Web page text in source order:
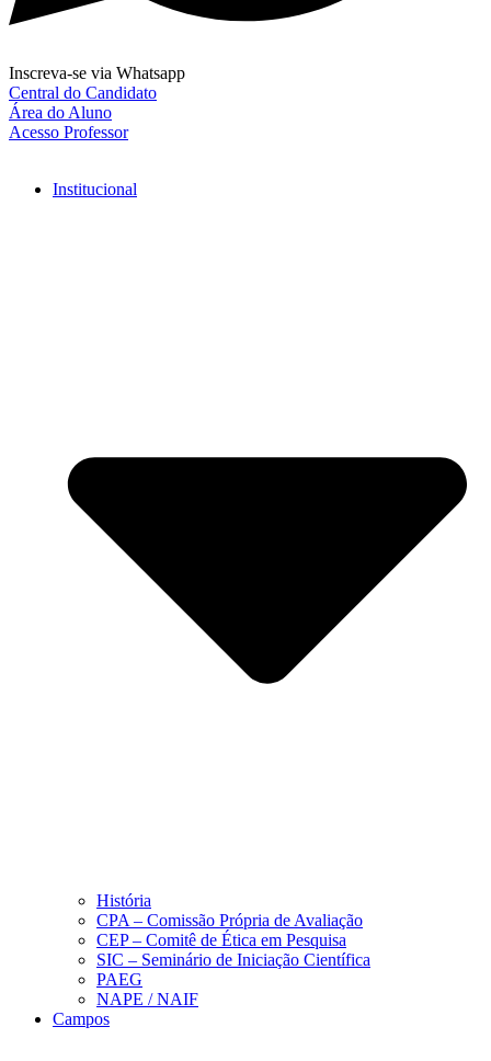
Inscreva-se via Whatsapp
Central do Candidato
Área do Aluno
Acesso Professor
Institucional
História
CPA – Comissão Própria de Avaliação
CEP – Comitê de Ética em Pesquisa
SIC – Seminário de Iniciação Científica
PAEG
NAPE / NAIF
Campos